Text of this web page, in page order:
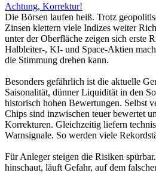
Achtung, Korrektur!
Die Börsen laufen heiß. Trotz
Zinsen klettern viele Indizes weiter
unter der Oberfläche zeigen sich erste
Halbleiter-, KI- und Space-Aktien
die Stimmung drehen kann.
Besonders gefährlich ist die aktuelle
Saisonalität, dünner Liquidität in den
historisch hohen Bewertungen. Selbst
Chips sind inzwischen teuer bewertet
Korrekturen. Gleichzeitig liefern
Warnsignale. So werden viele
Für Anleger steigen die Risiken
hinschaut, läuft Gefahr, auf dem